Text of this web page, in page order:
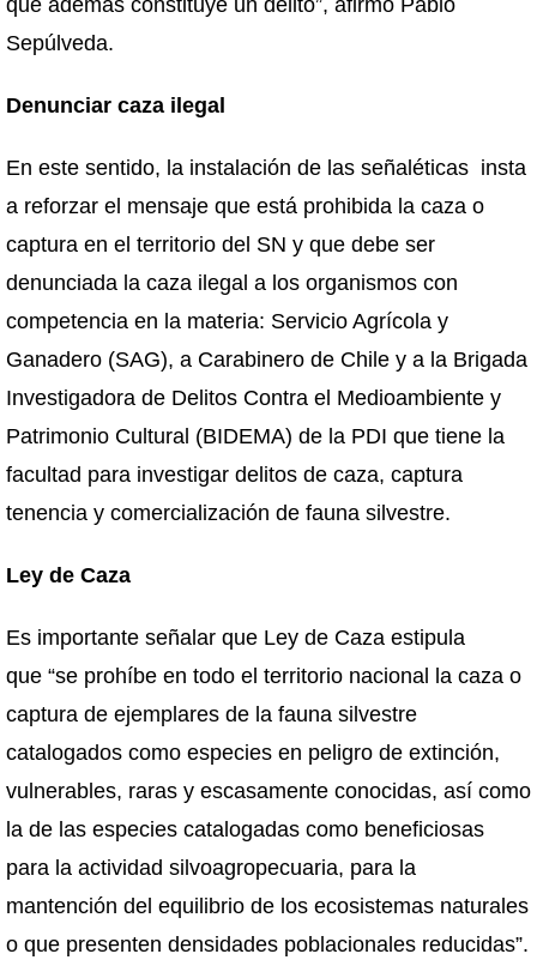
que además constituye un delito”, afirmó Pablo
Sepúlveda.
Denunciar caza ilegal
En este sentido, la instalación de las señaléticas insta
a reforzar el mensaje que está prohibida la caza o
captura en el territorio del SN y que debe ser
denunciada la caza ilegal a los organismos con
competencia en la materia: Servicio Agrícola y
Ganadero (SAG), a Carabinero de Chile y a la Brigada
Investigadora de Delitos Contra el Medioambiente y
Patrimonio Cultural (BIDEMA) de la PDI que tiene la
facultad para investigar delitos de caza, captura
tenencia y comercialización de fauna silvestre.
Ley de Caza
Es importante señalar que Ley de Caza estipula
que “se prohíbe en todo el territorio nacional la caza o
captura de ejemplares de la fauna silvestre
catalogados como especies en peligro de extinción,
vulnerables, raras y escasamente conocidas, así como
la de las especies catalogadas como beneficiosas
para la actividad silvoagropecuaria, para la
mantención del equilibrio de los ecosistemas naturales
o que presenten densidades poblacionales reducidas”.